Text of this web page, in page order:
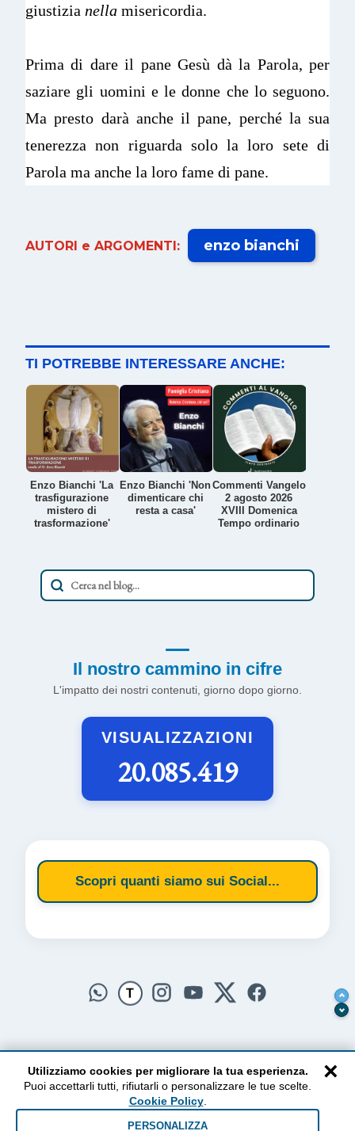
giustizia nella misericordia.
Prima di dare il pane Gesù dà la Parola, per
saziare gli uomini e le donne che lo seguono.
Ma presto darà anche il pane, perché la sua
tenerezza non riguarda solo la loro sete di
Parola ma anche la loro fame di pane.
AUTORI e ARGOMENTI: enzo bianchi
TI POTREBBE INTERESSARE ANCHE:
Enzo Bianchi 'La
trasfigurazione
mistero di
trasformazione'
Enzo Bianchi 'Non
dimenticare chi
resta a casa'
Commenti Vangelo
2 agosto 2026
XVIII Domenica
Tempo ordinario
Il nostro cammino in cifre
L'impatto dei nostri contenuti, giorno dopo giorno.
VISUALIZZAZIONI
20.085.419
Scopri quanti siamo sui Social...
T
AlzogliOcchiversoilCielo
Dal 2010 ad oggi • Testi e pensieri tra terra e cielo
×
Utilizziamo cookies per migliorare la tua esperienza.
Puoi accettarli tutti, rifiutarli o personalizzare le tue scelte.
Cookie Policy.
PERSONALIZZA